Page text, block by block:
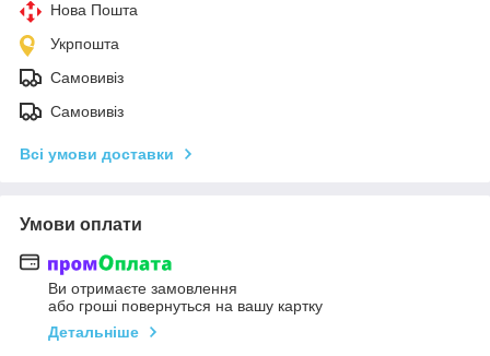
Нова Пошта
Укрпошта
Самовивіз
Самовивіз
Всі умови доставки
Умови оплати
Ви отримаєте замовлення
або гроші повернуться на вашу картку
Детальніше